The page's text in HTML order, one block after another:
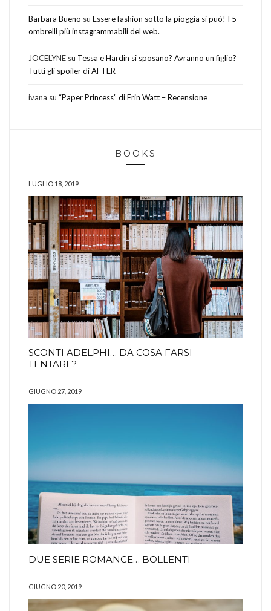
Barbara Bueno su Essere fashion sotto la pioggia si può! I 5
ombrelli più instagrammabili del web.
JOCELYNE su Tessa e Hardin si sposano? Avranno un figlio?
Tutti gli spoiler di AFTER
ivana su “Paper Princess” di Erin Watt – Recensione
BOOKS
LUGLIO 18, 2019
SCONTI ADELPHI… DA COSA FARSI
TENTARE?
GIUGNO 27, 2019
DUE SERIE ROMANCE… BOLLENTI
GIUGNO 20, 2019